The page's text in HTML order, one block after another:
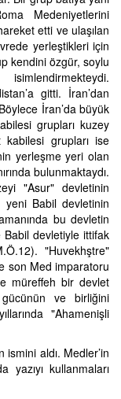
Medeniyetlerini
etti ve ulaşılan
yerleştikleri için
kendini özgür, soylu
gitti. İran’dan
İran’da büyük
grupları kuzey
grupları ise
yerleşme yeri olan
bulunmaktaydı.
"Asur" devletinin
Babil devletinin
bu devletin
Babil devletiyle ittifak
"Huvekhştre"
son Med imparatoru
müreffeh bir devlet
ve birliğini
"Ahamenişli
aldı. Medler’in
kullanmaları